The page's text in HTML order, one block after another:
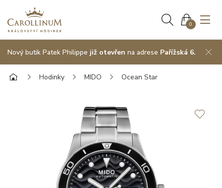
0
Nový butik Patek Philippe již otevřen na adrese Pařížská 6.
Hodinky MIDO Ocean Star